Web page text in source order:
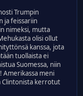
Trumpin
ja feissariin
nimeksi, mutta
olisi ollut
kanssa, jota
tuollaista ei
Suomessa, niin
Amerikassa meni
Clintonista kerrotut